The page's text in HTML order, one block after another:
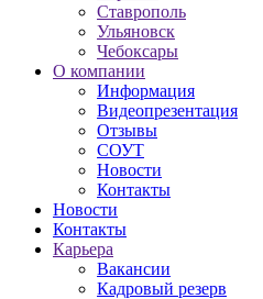
Ставрополь
Ульяновск
Чебоксары
О компании
Информация
Видеопрезентация
Отзывы
СОУТ
Новости
Контакты
Новости
Контакты
Карьера
Вакансии
Кадровый резерв